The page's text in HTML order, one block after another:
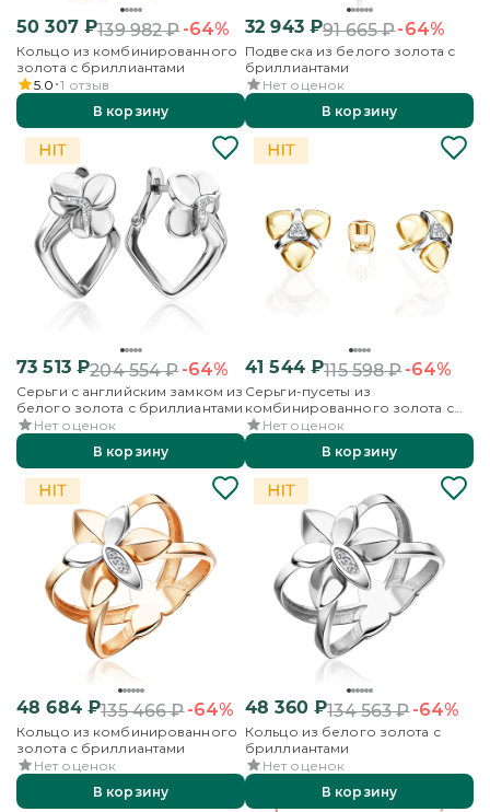
50 307₽139 982₽-64%
Кольцо из комбинированного
золота с бриллиантами
5.0 1 отзыв
В корзину
32 943₽91 665₽-64%
Подвеска из белого золота с
бриллиантами
Нет оценок
В корзину
73 513₽204 554₽-64%
Серьги с английским замком из
белого золота с бриллиантами
Нет оценок
В корзину
41 544₽115 598₽-64%
Серьги-пусеты из
комбинированного золота с
бриллиантами
Нет оценок
В корзину
48 684₽135 466₽-64%
Кольцо из комбинированного
золота с бриллиантами
Нет оценок
В корзину
48 360₽134 563₽-64%
Кольцо из белого золота с
бриллиантами
Нет оценок
В корзину